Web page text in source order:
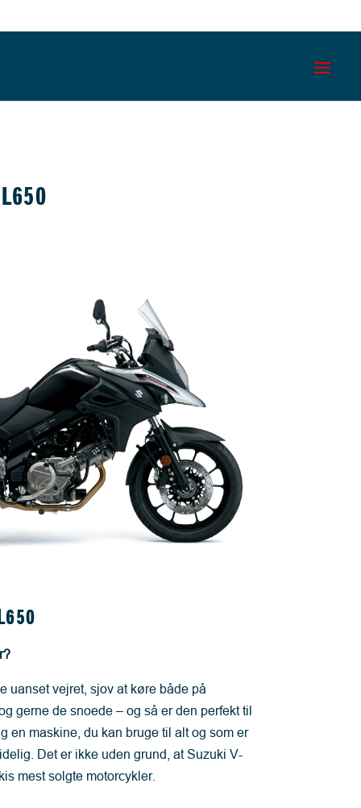
uanset vejret, sjov at køre både på
gerne de snoede – og så er den perfekt til
en maskine, du kan bruge til alt og som er
Det er ikke uden grund, at Suzuki V-
mest solgte motorcykler.